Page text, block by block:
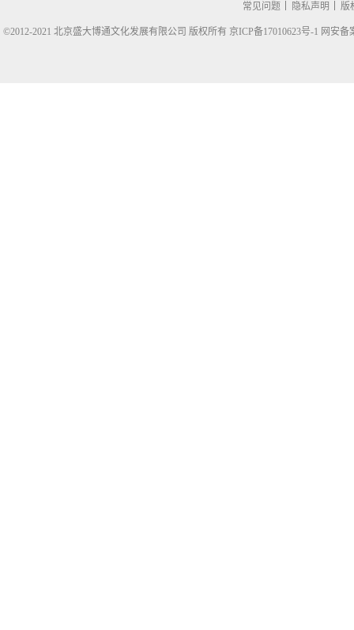
常见问题 隐私声明 版
©2012-2021 北京盛大博通文化发展有限公司 版权所有 京ICP备17010623号-1 网安备